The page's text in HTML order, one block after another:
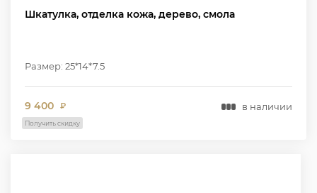
Шкатулка, отделка кожа, дерево, смола
Размер: 25*14*7.5
9 400 ₽ в наличии
Получить скидку